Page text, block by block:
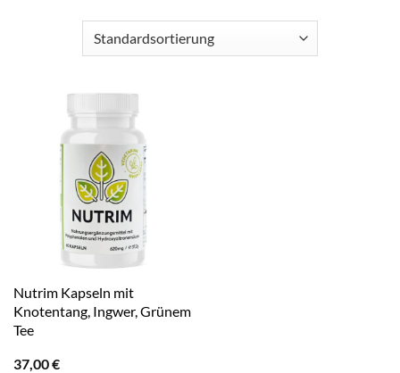
Nutrim Kapseln mit
Knotentang, Ingwer, Grünem
Tee
37,00€